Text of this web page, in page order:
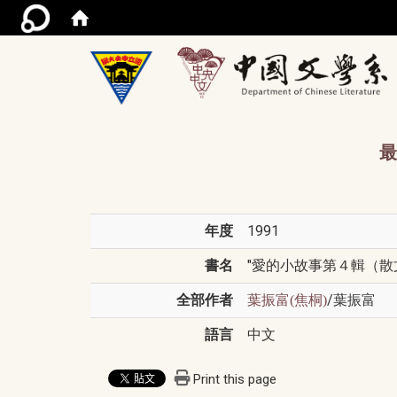
年度 1991
書名 "愛的小故事第４輯（
全部作者 葉振富(焦桐)/葉振富
語言 中文
Print this page